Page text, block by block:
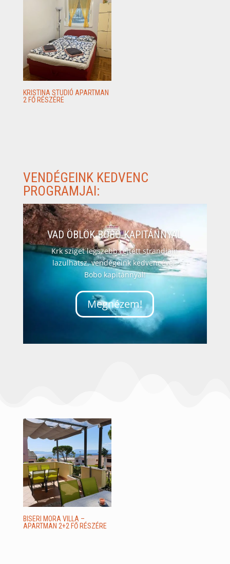
KRISTINA STUDIÓ APARTMAN
2 FŐ RÉSZÉRE
VENDÉGEINK KEDVENC
PROGRAMJAI:
VAD ÖBLÖK BOBO KAPITÁNNYAL
Krk sziget legszebb rejtett strandjain
lazulhatsz, vendégeink kedvencével,
Bobo kapitánnyal!
Megnézem!
BISERI MORA VILLA –
APARTMAN 2+2 FŐ RÉSZÉRE